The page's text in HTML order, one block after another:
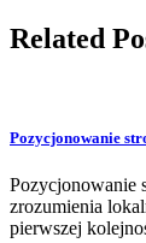
Related
Pozycjonowanie
Pozycjonowanie
zrozumienia
pierwszej